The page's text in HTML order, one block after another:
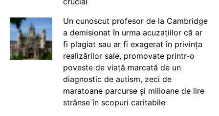
Un cunoscut profesor de la Cambridge
a demisionat în urma acuzațiilor că ar
fi plagiat sau ar fi exagerat în privința
realizărilor sale, promovate printr-o
poveste de viață marcată de un
diagnostic de autism, zeci de
maratoane parcurse și milioane de lire
strânse în scopuri caritabile